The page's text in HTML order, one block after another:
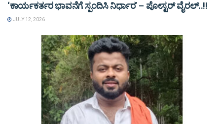
‘ಕಾರ್ಯಕರ್ತರ ಭಾವನೆಗೆ ಸ್ಪಂದಿಸಿ ನಿರ್ಧಾರ’ – ಪೋಸ್ಟರ್ ವೈರಲ್..!!
JULY 12, 2026